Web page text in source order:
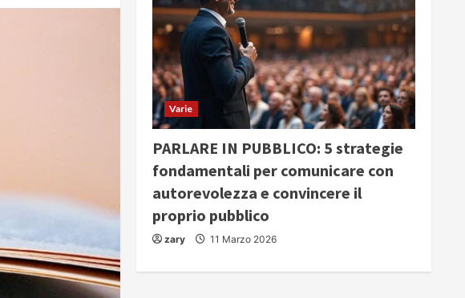
Varie
PARLARE IN PUBBLICO: 5 strategie
fondamentali per comunicare con
autorevolezza e convincere il
proprio pubblico
zary 11 Marzo 2026